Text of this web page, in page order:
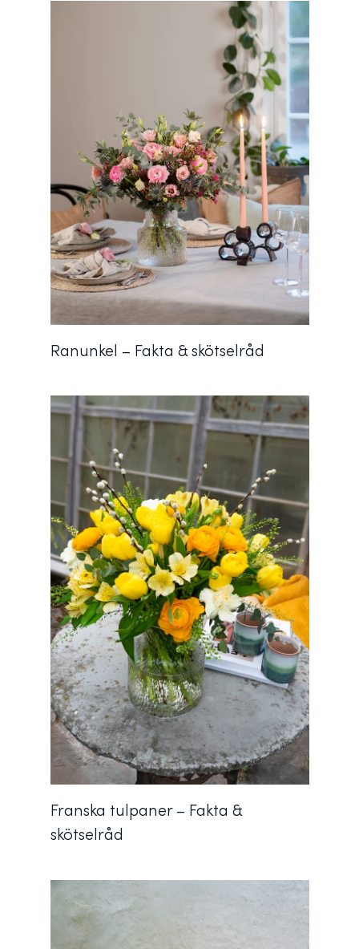
Ranunkel – Fakta & skötselråd
Franska tulpaner – Fakta &
skötselråd